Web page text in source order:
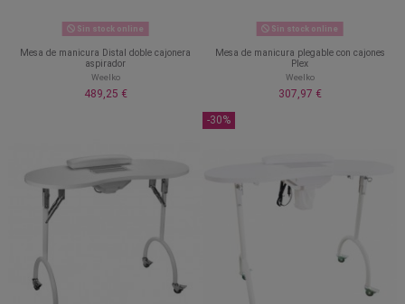
Sin stock online
Mesa de manicura Distal doble cajonera
aspirador
Weelko
489,25 €
Sin stock online
Mesa de manicura plegable con cajones
Plex
Weelko
307,97 €
-30%